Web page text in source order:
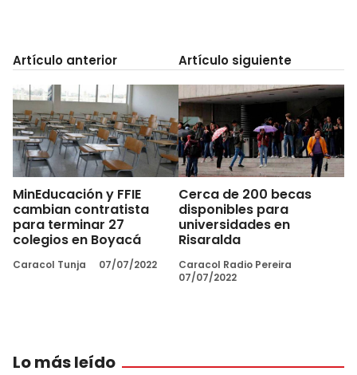
Artículo anterior
MinEducación y FFIE
cambian contratista
para terminar 27
colegios en Boyacá
Caracol Tunja 07/07/2022
Artículo siguiente
Cerca de 200 becas
disponibles para
universidades en
Risaralda
Caracol Radio Pereira
07/07/2022
Lo más leído